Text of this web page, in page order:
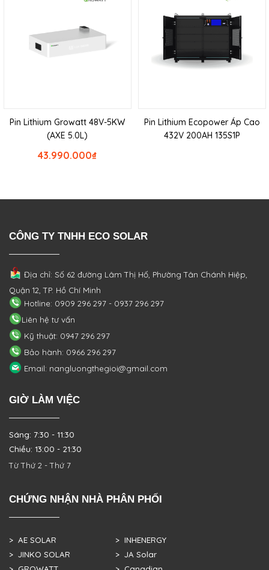
Pin Lithium Growatt 48V-5KW
(AXE 5.0L)
₫
43.990.000
Pin Lithium Ecopower Áp Cao
432V 200AH 135S1P
CÔNG TY TNHH ECO SOLAR
Địa chỉ: Số 62 đường Lâm Thị Hố, PhườngTân Chánh Hiệp,
Quận 12, TP. Hồ Chí Minh
Hotline: 0909 296 297 - 0937 296 297
Liên hệ tư vấn
Kỹ thuật: 0947 296 297
Bảo hành: 0966 296 297
Email: nangluongthegioi@gmail.com
GIỜ LÀM VIỆC
Sáng: 7:30 - 11:30
Chiều: 13:00 - 21:30
Từ Thứ 2 - Thứ 7
CHỨNG NHẬN NHÀ PHÂN PHỐI
> AE SOLAR
> JINKO SOLAR
> INHENERGY
> JA Solar